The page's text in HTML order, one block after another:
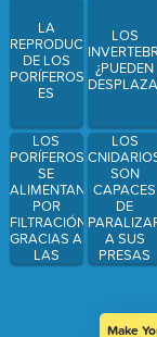
LA
REPRODUCCIÓN
DE LOS
PORÍFEROS
ES
LOS
PORÍFEROS
SE
ALIMENTAN
POR
FILTRACIÓN,
GRACIAS A
LAS
CORRIENTES
LOS
¿PUEDEN
LOS
SON
CAPACES
DE
A SUS
PRESAS
PORQUE
Make